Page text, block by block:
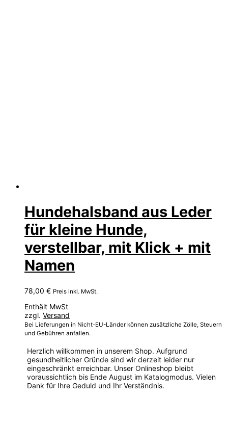
Hundehalsband aus Leder
für kleine Hunde,
verstellbar, mit Klick + mit
Namen
78,00 € Preis inkl. MwSt.
Enthält MwSt
zzgl. Versand
Bei Lieferungen in Nicht-EU-Länder können zusätzliche Zölle, Steuern
und Gebühren anfallen.
Herzlich willkommen in unserem Shop. Aufgrund
gesundheitlicher Gründe sind wir derzeit leider nur
eingeschränkt erreichbar. Unser Onlineshop bleibt
voraussichtlich bis Ende August im Katalogmodus. Vielen
Dank für Ihre Geduld und Ihr Verständnis.